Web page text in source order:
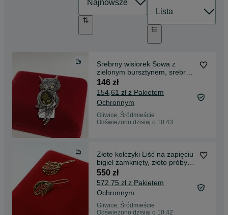
Srebrny wisiorek Sowa z
zielonym bursztynem, srebro
próby 925
146 zł
154,61 zł z Pakietem
Ochronnym
Gliwice, Śródmieście
Odświeżono dzisiaj o 10:43
Złote kolczyki Liść na zapięciu
bigiel zamknięty, złoto próby
585
550 zł
572,75 zł z Pakietem
Ochronnym
Gliwice, Śródmieście
Odświeżono dzisiaj o 10:42